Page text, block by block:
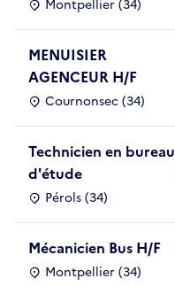
Montpellier (34)
MENUISIER
AGENCEUR H/F
Cournonsec (34)
Technicien en bureau
d'étude
Pérols (34)
Mécanicien Bus H/F
Montpellier (34)